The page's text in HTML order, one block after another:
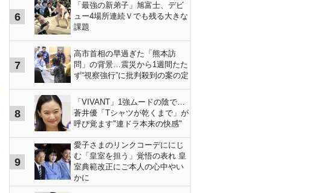
6
「最強の新弟子」旭富士、デビ
ュー4場所連続Ｖでも残る大きな
課題
7
高市首相の早過ぎた「熊本訪
問」の背景…震災から1週間たた
ず“視察強行”に批判殺到の案の定
8
「VIVANT」1強ムードの陰で…
蒼井優「Tシャツが乾くまで」が
呼び覚ます"連ドラ本来の快感"
9
愛子さまのリンクコーデににじ
む「皇室を担う」覚悟の表れ 皇
室典範改正にご本人の心中やい
かに